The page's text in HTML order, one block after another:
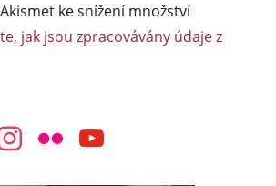
ke snížení množství
jak jsou zpracovávány údaje z
flickr youtube